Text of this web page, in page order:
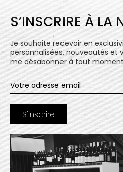
S’INSCRIRE À LA
Je souhaite recevoir en
personnalisées, nouveautés et
me désabonner à tout